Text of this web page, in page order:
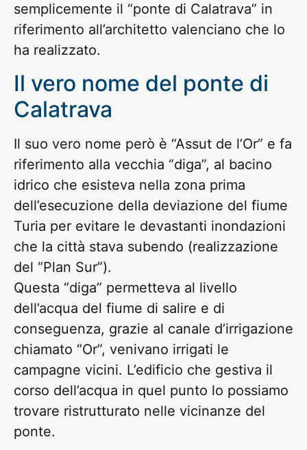
semplicemente il “ponte di Calatrava” in
riferimento all’architetto valenciano che lo
ha realizzato.
Il vero nome del ponte di
Calatrava
Il suo vero nome però è “Assut de l’Or” e fa
riferimento alla vecchia “diga”, al bacino
idrico che esisteva nella zona prima
dell’esecuzione della deviazione del fiume
Turia per evitare le devastanti inondazioni
che la città stava subendo (realizzazione
del “Plan Sur”).
Questa “diga” permetteva al livello
dell’acqua del fiume di salire e di
conseguenza, grazie al canale d’irrigazione
chiamato “Or”, venivano irrigati le
campagne vicini. L’edificio che gestiva il
corso dell’acqua in quel punto lo possiamo
trovare ristrutturato nelle vicinanze del
ponte.